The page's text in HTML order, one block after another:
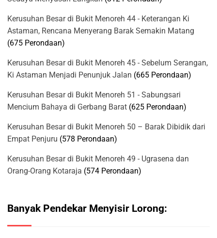
Kerusuhan Besar di Bukit Menoreh 44 - Keterangan Ki
Astaman, Rencana Menyerang Barak Semakin Matang
(675 Perondaan)
Kerusuhan Besar di Bukit Menoreh 45 - Sebelum Serangan,
Ki Astaman Menjadi Penunjuk Jalan (665 Perondaan)
Kerusuhan Besar di Bukit Menoreh 51 - Sabungsari
Mencium Bahaya di Gerbang Barat (625 Perondaan)
Kerusuhan Besar di Bukit Menoreh 50 – Barak Dibidik dari
Empat Penjuru (578 Perondaan)
Kerusuhan Besar di Bukit Menoreh 49 - Ugrasena dan
Orang-Orang Kotaraja (574 Perondaan)
Banyak Pendekar Menyisir Lorong: